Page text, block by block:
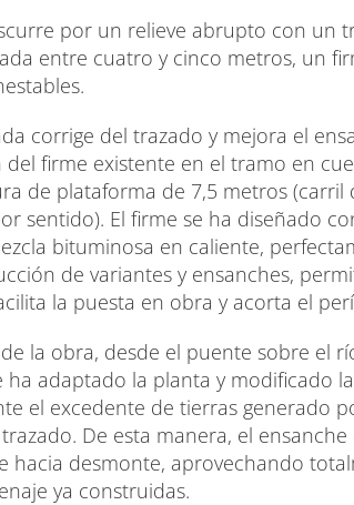
por un relieve abrupto con un
entre cuatro y cinco metros, un
corrige del trazado y mejora el
firme existente en el tramo en
de plataforma de 7,5 metros (carril
sentido). El firme se ha diseñado
bituminosa en caliente,
de variantes y ensanches,
la puesta en obra y acorta el
la obra, desde el puente sobre el
ha adaptado la planta y modificado
el excedente de tierras generado
De esta manera, el
hacia desmonte, aprovechando
ya construidas.